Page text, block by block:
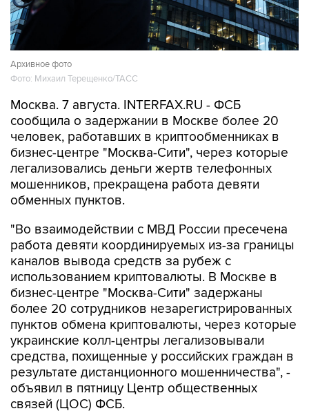
Архивное фото
Фото: Михаил Терещенко/ТАСС
Москва. 7 августа. INTERFAX.RU - ФСБ
сообщила о задержании в Москве более 20
человек, работавших в криптообменниках в
бизнес-центре "Москва-Сити", через которые
легализовались деньги жертв телефонных
мошенников, прекращена работа девяти
обменных пунктов.
"Во взаимодействии с МВД России пресечена
работа девяти координируемых из-за границы
каналов вывода средств за рубеж с
использованием криптовалюты. В Москве в
бизнес-центре "Москва-Сити" задержаны
более 20 сотрудников незарегистрированных
пунктов обмена криптовалюты, через которые
украинские колл-центры легализовывали
средства, похищенные у российских граждан в
результате дистанционного мошенничества", -
объявил в пятницу Центр общественных
связей (ЦОС) ФСБ.